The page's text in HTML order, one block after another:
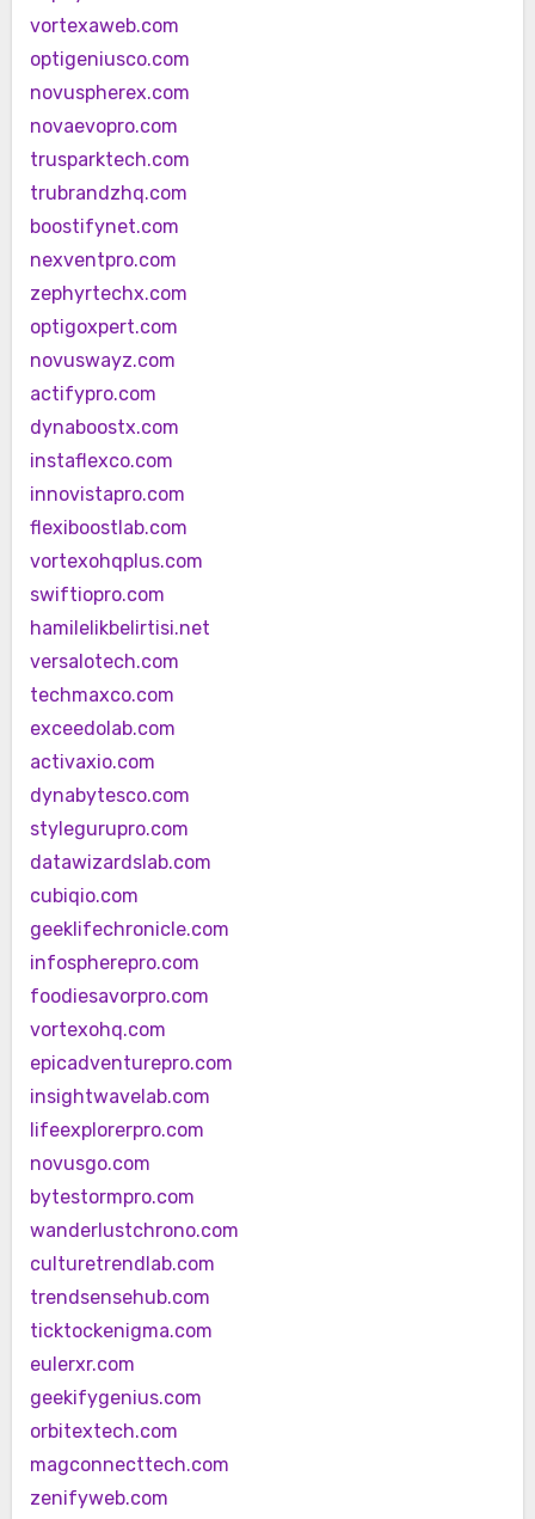
vortexaweb.com
optigeniusco.com
novuspherex.com
novaevopro.com
trusparktech.com
trubrandzhq.com
boostifynet.com
nexventpro.com
zephyrtechx.com
optigoxpert.com
novuswayz.com
actifypro.com
dynaboostx.com
instaflexco.com
innovistapro.com
flexiboostlab.com
vortexohqplus.com
swiftiopro.com
hamilelikbelirtisi.net
versalotech.com
techmaxco.com
exceedolab.com
activaxio.com
dynabytesco.com
stylegurupro.com
datawizardslab.com
cubiqio.com
geeklifechronicle.com
infospherepro.com
foodiesavorpro.com
vortexohq.com
epicadventurepro.com
insightwavelab.com
lifeexplorerpro.com
novusgo.com
bytestormpro.com
wanderlustchrono.com
culturetrendlab.com
trendsensehub.com
ticktockenigma.com
eulerxr.com
geekifygenius.com
orbitextech.com
magconnecttech.com
zenifyweb.com